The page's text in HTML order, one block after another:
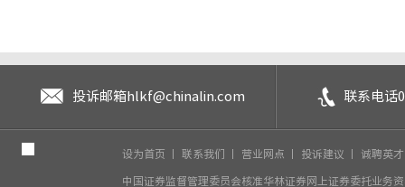
投诉邮箱 hlkf@chinalin.com 联系电话
设为首页 联系我们 营业网点 投诉建议 诚聘英
中国证券监督管理委员会核准华林证券网上证券委托业务